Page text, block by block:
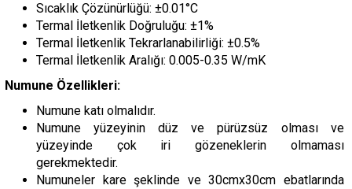
Sıcaklık Çözünürlüğü: ±0.01°C
Termal İletkenlik Doğruluğu: ±1%
Termal İletkenlik Tekrarlanabilirliği: ±0.5%
Termal İletkenlik Aralığı: 0.005-0.35 W/mK
Numune Özellikleri:
Numune katı olmalıdır.
Numune yüzeyinin düz ve pürüzsüz olması ve
yüzeyinde çok iri gözeneklerin olmaması
gerekmektedir.
Numuneler kare şeklinde ve 30cmx30cm ebatlarında